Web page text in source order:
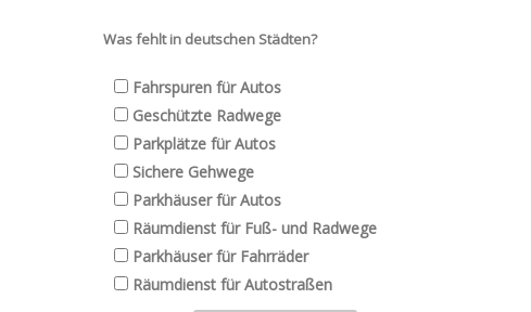
Was fehlt in deutschen Städten?
Fahrspuren für Autos
Geschützte Radwege
Parkplätze für Autos
Sichere Gehwege
Parkhäuser für Autos
Räumdienst für Fuß- und Radwege
Parkhäuser für Fahrräder
Räumdienst für Autostraßen